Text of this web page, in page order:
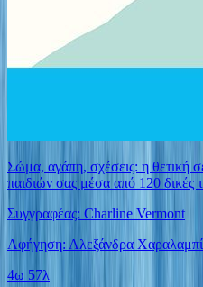
Σώμα, αγάπη, σχέσεις: η θετική
παιδιών σας μέσα από 120 δικές
Συγγραφέας: Charline Vermont
Αφήγηση: Αλεξάνδρα
4ω 57λ